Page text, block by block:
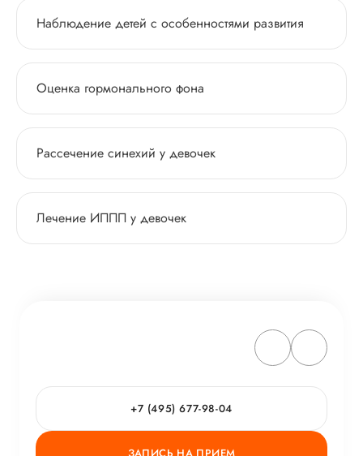
Наблюдение детей с особенностями развития
Оценка гормонального фона
Рассечение синехий у девочек
Лечение ИППП у девочек
+7 (495) 677-98-04